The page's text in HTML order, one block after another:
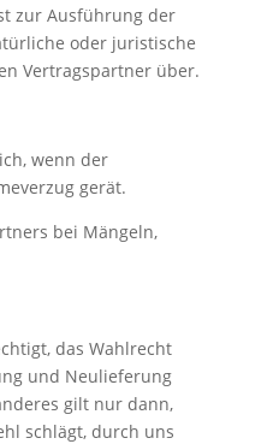
zur Ausführung der
oder juristische
Vertragspartner über.
wenn der
gerät.
bei Mängeln,
das Wahlrecht
und Neulieferung
gilt nur dann,
schlägt, durch uns